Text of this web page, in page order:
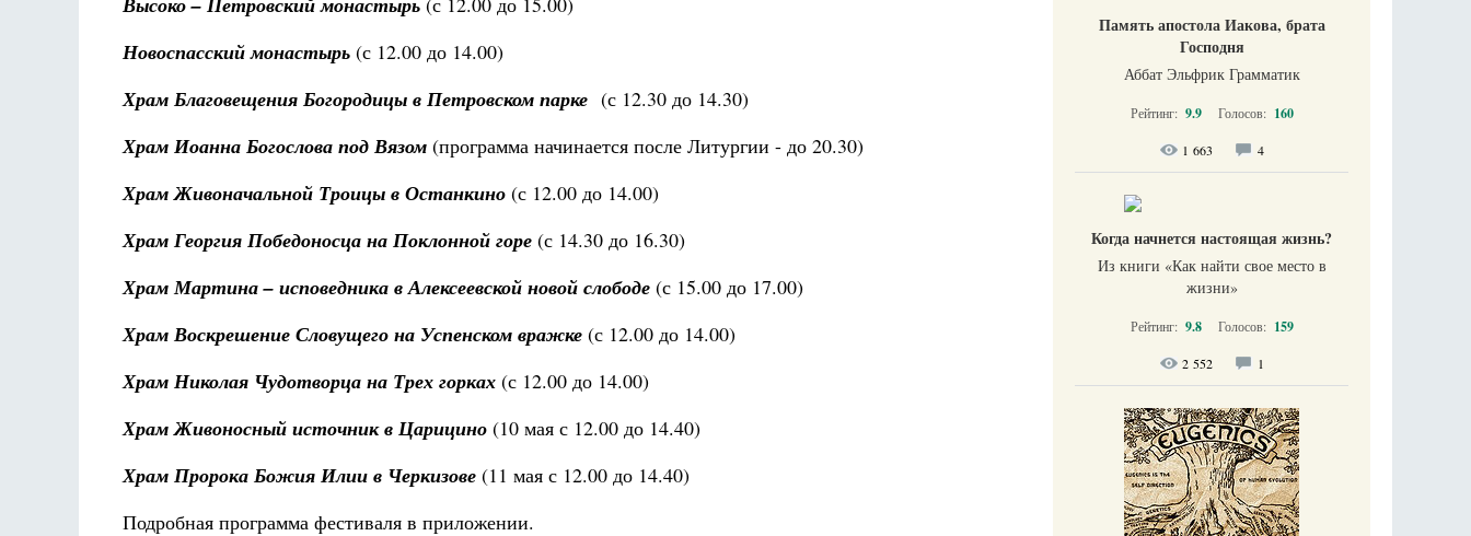
Новоспасский монастырь (с 12.00 до 14.00)
Храм Благовещения Богородицы в Петровском парке (с 12.30 до 14.30)
Храм Иоанна Богослова под Вязом (программа начинается после Литургии - до 20.30)
Храм Живоначальной Троицы в Останкино (с 12.00 до 14.00)
Храм Георгия Победоносца на Поклонной горе (с 14.30 до 16.30)
Храм Мартина – исповедника в Алексеевской новой слободе (с 15.00 до 17.00)
Храм Воскрешение Словущего на Успенском вражке (с 12.00 до 14.00)
Храм Николая Чудотворца на Трех горках (с 12.00 до 14.00)
Храм Живоносный источник в Царицино (10 мая с 12.00 до 14.40)
Храм Пророка Божия Илии в Черкизове (11 мая с 12.00 до 14.40)
Подробная программа фестиваля в приложении.
Память апостола Иакова, брата
Господня
Аббат Эльфрик Грамматик
Рейтинг: 9.9 Голосов: 160
1 663 4
Когда начнется настоящая жизнь?
Из книги «Как найти свое место в
жизни​»
Рейтинг: 9.8 Голосов: 159
2 552 1